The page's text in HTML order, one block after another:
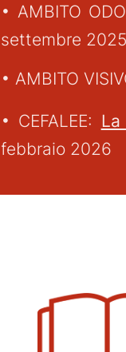
• AMBITO
settembre
• AMBITO
• CEFALEE:
febbraio 2026